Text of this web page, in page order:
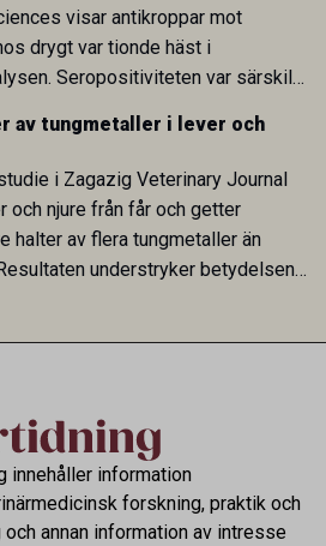
visar antikroppar mot
drygt var tionde häst i
Seropositiviteten var särskilt
statistiskt kopplad till bland
Resultaten visar att hästarna
för parasiten – men inte att de
reservoarer eller bidrar till
av tungmetaller i lever och
i Zagazig Veterinary Journal
och njure från får och getter
halter av flera tungmetaller än
understryker betydelsen
innehåller information
forskning, praktik och
annan information av intresse